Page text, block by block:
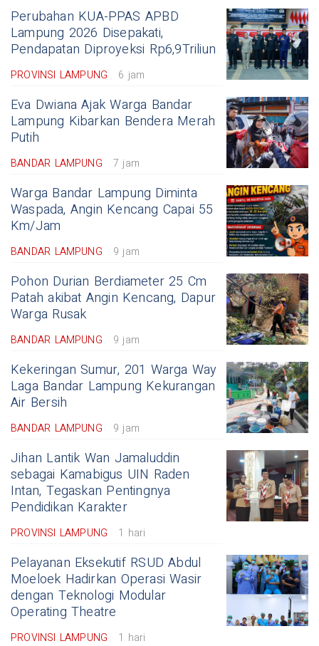
Perubahan KUA-PPAS APBD
Lampung 2026 Disepakati,
Pendapatan Diproyeksi Rp6,9Triliun
PROVINSI LAMPUNG 6 jam
Eva Dwiana Ajak Warga Bandar
Lampung Kibarkan Bendera Merah
Putih
BANDAR LAMPUNG 7 jam
Warga Bandar Lampung Diminta
Waspada, Angin Kencang Capai 55
Km/Jam
BANDAR LAMPUNG 9 jam
Pohon Durian Berdiameter 25 Cm
Patah akibat Angin Kencang, Dapur
Warga Rusak
BANDAR LAMPUNG 9 jam
Kekeringan Sumur, 201 Warga Way
Laga Bandar Lampung Kekurangan
Air Bersih
BANDAR LAMPUNG 9 jam
Jihan Lantik Wan Jamaluddin
sebagai Kamabigus UIN Raden
Intan, Tegaskan Pentingnya
Pendidikan Karakter
PROVINSI LAMPUNG 1 hari
Pelayanan Eksekutif RSUD Abdul
Moeloek Hadirkan Operasi Wasir
dengan Teknologi Modular
Operating Theatre
PROVINSI LAMPUNG 1 hari